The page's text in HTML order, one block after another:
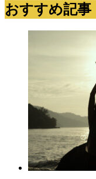
おすすめ記事